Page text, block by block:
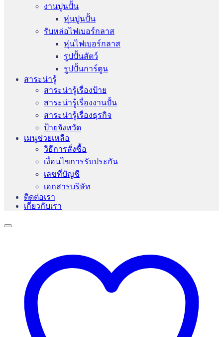
งานปูนปั้น
หุ่นปูนปั้น
รับหล่อไฟเบอร์กลาส
หุ่นไฟเบอร์กลาส
รูปปั้นสัตว์
รูปปั้นการ์ตูน
สาระน่ารู้
สาระน่ารู้เรื่องป้าย
สาระน่ารู้เรื่องงานปั้น
สาระน่ารู้เรื่องธุรกิจ
ป้ายจังหวัด
เมนูช่วยเหลือ
วิธีการสั่งซื้อ
เงื่อนไขการรับประกัน
เลขที่บัญชี
เอกสารบริษัท
ติดต่อเรา
เกี่ยวกับเรา